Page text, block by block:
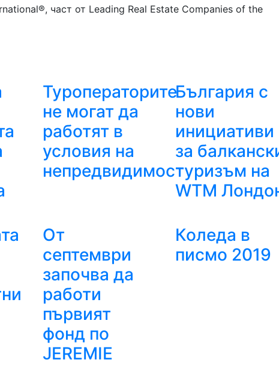
част от Leading Real Estate Companies of the
Туроператорите
не могат да
работят в
условия на
непредвидимост
България с
нови
инициативи
за
туризъм на
WTM
От
септември
започва да
работи
първият
фонд по
JEREMIE
Коледа в
писмо 2019